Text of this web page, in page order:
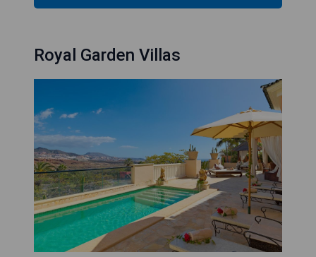
Royal Garden Villas